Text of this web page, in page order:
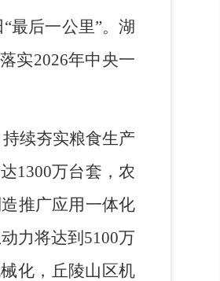
最后一公里”。湖
实2026年中央一
续夯实粮食生产
1300万台套，农
推广应用一体化
力将达到5100万
化，丘陵山区机